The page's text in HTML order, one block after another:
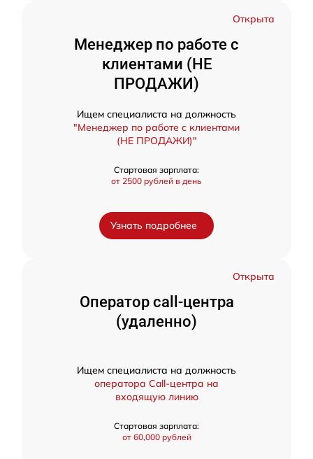
Открыта
Менеджер по работе с
клиентами (НЕ
ПРОДАЖИ)
Ищем специалиста на должность
"Менеджер по работе с клиентами
(НЕ ПРОДАЖИ)"
Стартовая зарплата:
от 2500 рублей в день
Узнать подробнее
Открыта
Оператор call-центра
(удаленно)
Ищем специалиста на должность
оператора Call-центра на
входящую линию
Стартовая зарплата:
от 60,000 рублей